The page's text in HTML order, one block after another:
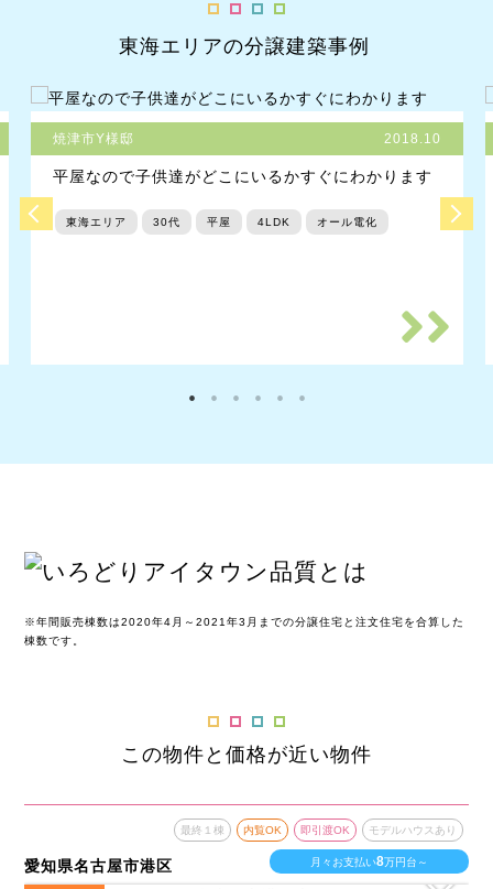
東海エリアの分譲建築事例
焼津市Y様邸 2018.10
平屋なので子供達がどこにいるかすぐにわかります
東海エリア 30代 平屋 4LDK オール電化
※年間販売棟数は2020年4月～2021年3月までの分譲住宅と注文住宅を合算した
棟数です。
この物件と価格が近い物件
愛知県名古屋市港区
最終１棟 内覧OK 即引渡OK モデルハウスあり
月々お支払い8万円台～